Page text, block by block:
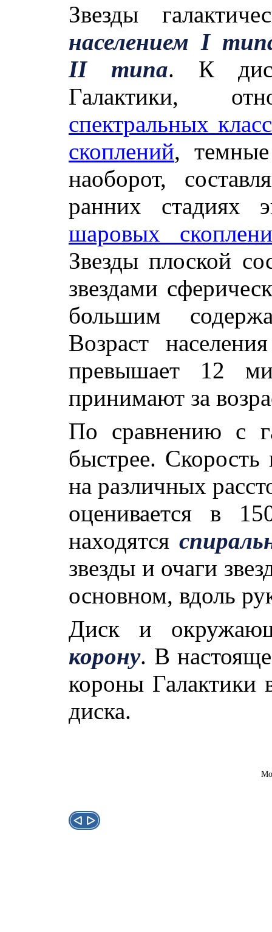
Звезды
населением I
II типа. К
Галактики,
спектральных
скоплений,
наоборот,
ранних стадиях
шаровых
Звезды плоской
звездами
большим
Возраст
превышает 12
принимают за
По сравнению с
быстрее.
на различных
оценивается в
находятся
звезды и очаги
основном, вдоль
Диск и
корону. В
короны Галактики
диска.